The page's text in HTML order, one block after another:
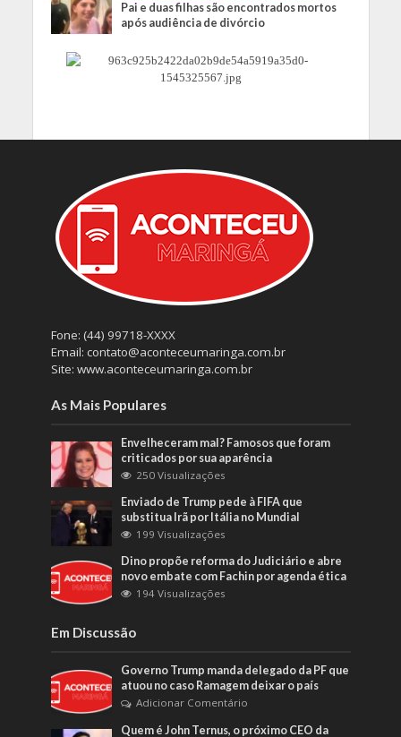
Pai e duas filhas são encontrados mortos
após audiência de divórcio
Fone: (44) 99718-XXXX
Email: contato@aconteceumaringa.com.br
Site: www.aconteceumaringa.com.br
As Mais Populares
Envelheceram mal? Famosos que foram
criticados por sua aparência
250 Visualizações
Enviado de Trump pede à FIFA que
substitua Irã por Itália no Mundial
199 Visualizações
Dino propõe reforma do Judiciário e abre
novo embate com Fachin por agenda ética
194 Visualizações
Em Discussão
Governo Trump manda delegado da PF que
atuou no caso Ramagem deixar o país
Adicionar Comentário
Quem é John Ternus, o próximo CEO da